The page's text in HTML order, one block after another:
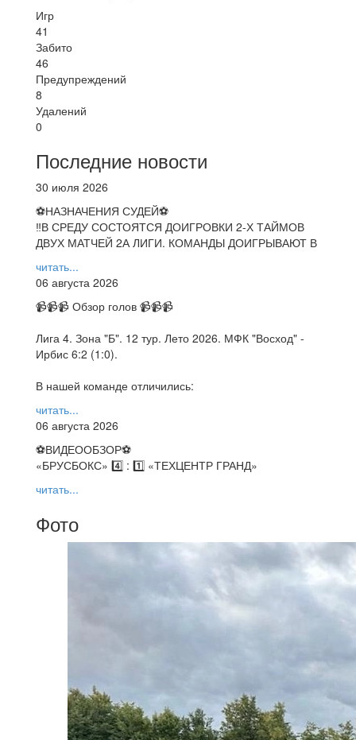
Игр
41
Забито
46
Предупреждений
8
Удалений
0
Последние новости
30 июля 2026
⚽НАЗНАЧЕНИЯ СУДЕЙ⚽
‼В СРЕДУ СОСТОЯТСЯ ДОИГРОВКИ 2-Х ТАЙМОВ
ДВУХ МАТЧЕЙ 2А ЛИГИ. КОМАНДЫ ДОИГРЫВАЮТ В
читать...
06 августа 2026
📹📹📹 Обзор голов 📹📹📹
Лига 4. Зона "Б". 12 тур. Лето 2026. МФК "Восход" -
Ирбис 6:2 (1:0).
В нашей команде отличились:
читать...
06 августа 2026
⚽️ВИДЕООБЗОР⚽️
«БРУСБОКС» 4️⃣ : 1️⃣ «ТЕХЦЕНТР ГРАНД»
читать...
Фото